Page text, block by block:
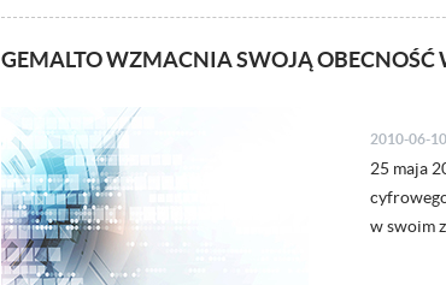
GEMALTO WZMACNIA SWOJĄ OBECNOŚĆ
2010-06-10
25 maja
w swoim